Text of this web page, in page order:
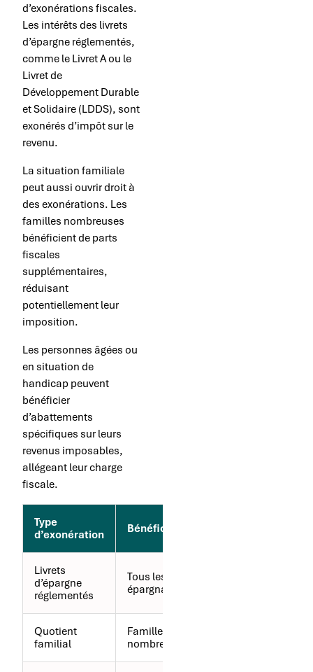
d’exonérations fiscales.
Les intérêts des livrets
d’épargne réglementés,
comme le Livret A ou le
Livret de
Développement Durable
et Solidaire (LDDS), sont
exonérés d’impôt sur le
revenu.
La situation familiale
peut aussi ouvrir droit à
des exonérations. Les
familles nombreuses
bénéficient de parts
fiscales
supplémentaires,
réduisant
potentiellement leur
imposition.
Les personnes âgées ou
en situation de
handicap peuvent
bénéficier
d’abattements
spécifiques sur leurs
revenus imposables,
allégeant leur charge
fiscale.
Type
d’exonération
Bénéficiaires
Livrets
d’épargne
réglementés
Tous les
épargnants
Quotient
familial
Familles
nombreuses